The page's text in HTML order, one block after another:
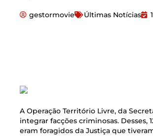
gestormovie Últimas Notícias
A Operação Território Livre, da
integrar facções criminosas. Desses,
eram foragidos da Justiça que